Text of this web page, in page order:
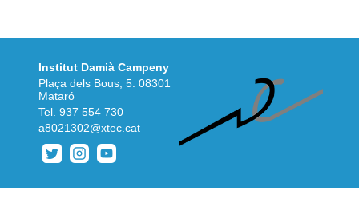
Institut Damià Campeny
Plaça dels Bous, 5. 08301
Mataró
Tel. 937 554 730
a8021302@xtec.cat